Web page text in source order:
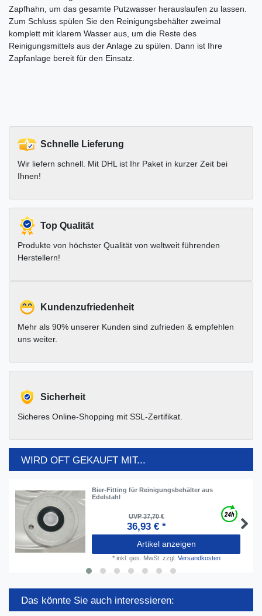
Zapfhahn, um das gesamte Putzwasser herauslaufen zu lassen.
Zum Schluss spülen Sie den Reinigungsbehälter zweimal
komplett mit klarem Wasser aus, um die Reste des
Reinigungsmittels aus der Anlage zu spülen. Dann ist Ihre
Zapfanlage bereit für den Einsatz.
Schnelle Lieferung
Wir liefern schnell. Mit DHL ist Ihr Paket in kurzer Zeit bei
Ihnen!
Top Qualität
Produkte von höchster Qualität von weltweit führenden
Herstellern!
Kundenzufriedenheit
Mehr als 90% unserer Kunden sind zufrieden & empfehlen
uns weiter.
Sicherheit
Sicheres Online-Shopping mit SSL-Zertifikat.
WIRD OFT GEKAUFT MIT...
Bier-Fitting für Reinigungsbehälter aus
Edelstahl
UVP 37,70 €
36,93 € *
Artikel anzeigen
* inkl. ges. MwSt. zzgl. Versandkosten
Das könnte Sie auch interessieren: